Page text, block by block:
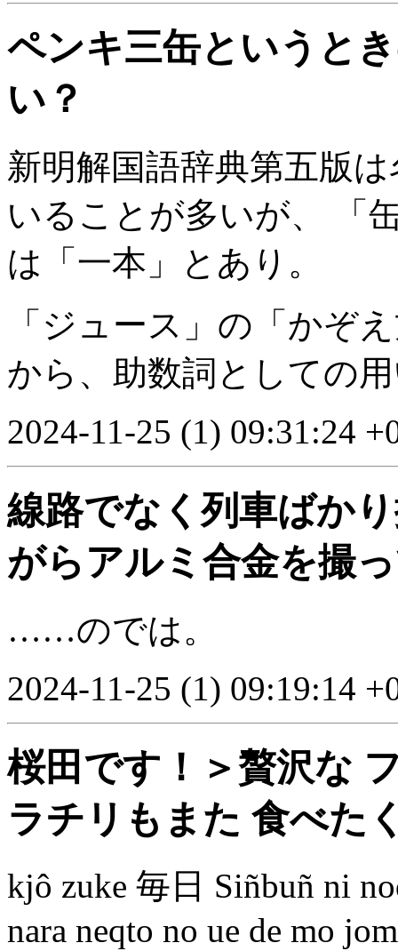
ペンキ三缶というと
い？
新明解国語辞典第五版
いることが多いが、 「
は「一本」とあり。
「ジュース」の「かぞ
から、助数詞としての
2024-11-25 (1) 09:31:24
線路でなく列車ばか
がらアルミ合金を撮
……のでは。
2024-11-25 (1) 09:19:14
桜田です！＞贅沢な
ラチリもまた 食べた
kjô zuke 毎日 Siñbuñ ni
nara neqto no ue de mo